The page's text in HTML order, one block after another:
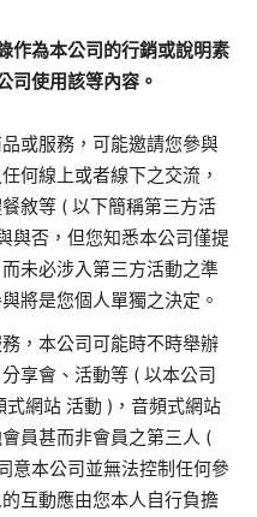
作為本公司的行銷或說明素
司使用該等內容。
或服務，可能邀請您參與
何線上或者線下之交流，
敘等 ( 以下簡稱第三方活
與否，但您知悉本公司僅提
未必涉入第三方活動之準
將是您個人單獨之決定。
，本公司可能時不時舉辦
享會、活動等 ( 以本公司
式網站 活動 ) ，音頻式網站
員甚而非會員之第三人 (
意本公司並無法控制任何參
互動應由您本人自行負擔